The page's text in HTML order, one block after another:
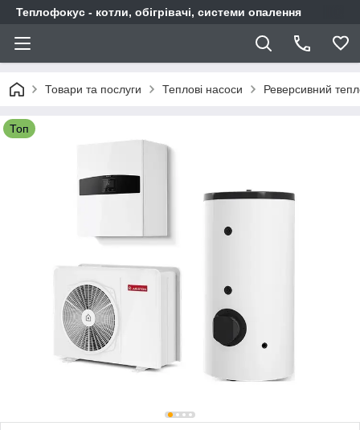
Теплофокус - котли, обігрівачі, системи опалення
Товари та послуги Теплові насоси Реверсивний
Топ